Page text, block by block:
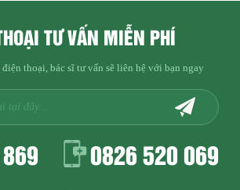
TƯ VẤN MIỄN PHÍ
thoại, bác sĩ tư vấn sẽ liên hệ với bạn ngay
0826 520 069